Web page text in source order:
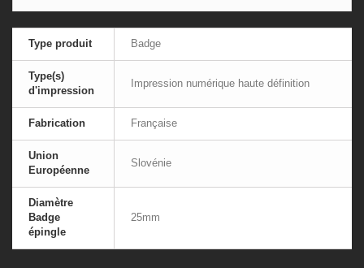
Type produit Badge
Type(s)
d'impression
Impression numérique haute définition
Fabrication Française
Union
Européenne
Slovénie
Diamètre
Badge
épingle
25mm